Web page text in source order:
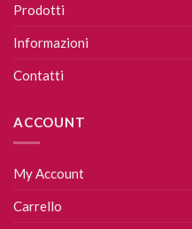
Prodotti
Informazioni
Contatti
ACCOUNT
My Account
Carrello